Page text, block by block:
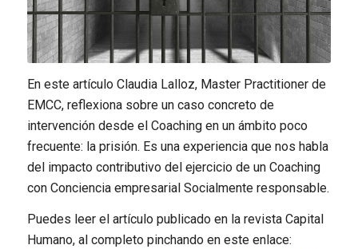
En este artículo Claudia Lalloz, Master Practitionerde
EMCC, reflexiona sobre un caso concreto de
intervención desde el Coaching en un ámbito poco
frecuente: la prisión. Es una experiencia que nos habla
del impacto contributivo del ejercicio de un Coaching
con Conciencia empresarial Socialmente responsable.
Puedes leer el artículo publicado en la revista Capital
Humano, al completo pinchando en este enlace: